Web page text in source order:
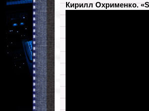
Кирилл Охрименко.